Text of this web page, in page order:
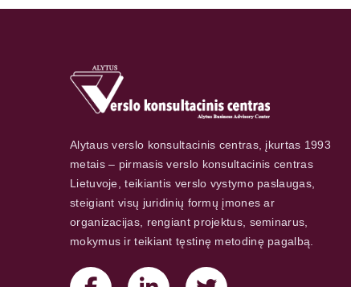
Alytaus verslo konsultacinis centras, įkurtas 1993
metais – pirmasis verslo konsultacinis centras
Lietuvoje, teikiantis verslo vystymo paslaugas,
steigiant visų juridinių formų įmones ar
organizacijas, rengiant projektus, seminarus,
mokymus ir teikiant tęstinę metodinę pagalbą.